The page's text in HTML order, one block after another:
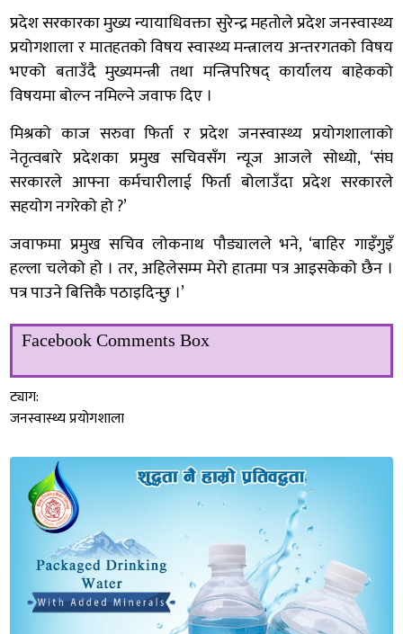
प्रदेश सरकारका मुख्य न्यायाधिवक्ता सुरेन्द्र महतोले प्रदेश जनस्वास्थ्य
प्रयोगशाला र मातहतको विषय स्वास्थ्य मन्त्रालय अन्तरगतको विषय
भएको बताउँदै मुख्यमन्त्री तथा मन्त्रिपरिषद् कार्यालय बाहेकको
विषयमा बोल्न नमिल्ने जवाफ दिए ।
मिश्रको काज सरुवा फिर्ता र प्रदेश जनस्वास्थ्य प्रयोगशालाको
नेतृत्वबारे प्रदेशका प्रमुख सचिवसँग न्यूज आजले सोध्यो, ‘संघ
सरकारले आफ्ना कर्मचारीलाई फिर्ता बोलाउँदा प्रदेश सरकारले
सहयोग नगरेको हो ?’
जवाफमा प्रमुख सचिव लोकनाथ पौड्यालले भने, ‘बाहिर गाइँगुइँ
हल्ला चलेको हो । तर, अहिलेसम्म मेरो हातमा पत्र आइसकेको छैन ।
पत्र पाउने बित्तिकै पठाइदिन्छु ।’
Facebook Comments Box
ट्याग:
जनस्वास्थ्य प्रयोगशाला